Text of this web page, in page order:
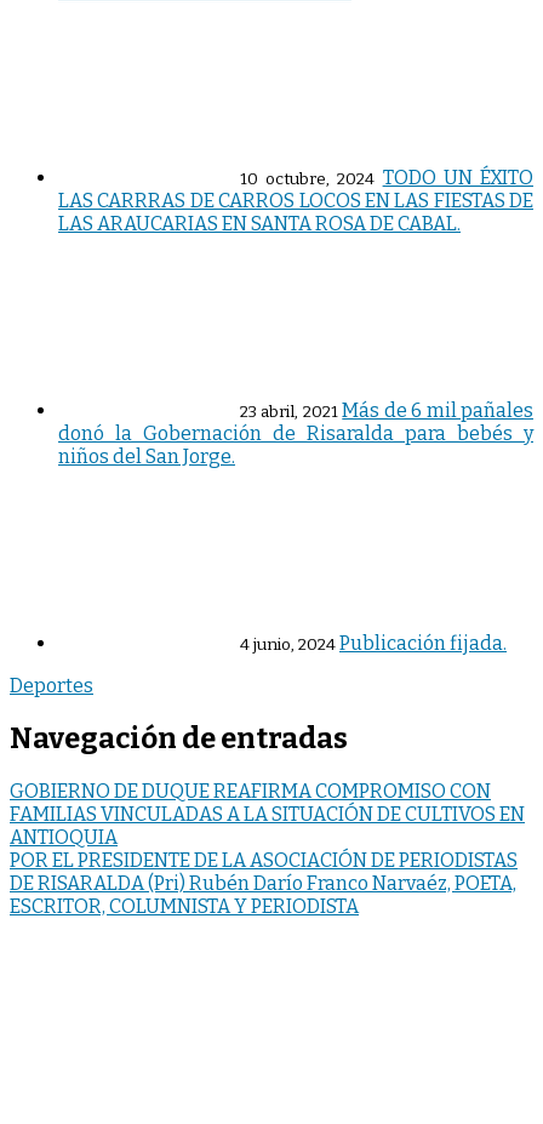
10 octubre, 2024 TODO UN ÉXITO
LAS CARRRAS DE CARROS LOCOS EN LAS FIESTAS DE
LAS ARAUCARIAS EN SANTA ROSA DE CABAL.
23 abril, 2021 Más de 6 mil pañales
donó la Gobernación de Risaralda para bebés y
niños del San Jorge.
4 junio, 2024Publicación fijada.
Deportes
Navegación de entradas
GOBIERNO DE DUQUE REAFIRMA COMPROMISO CON
FAMILIAS VINCULADAS A LA SITUACIÓN DE CULTIVOS EN
ANTIOQUIA
POR EL PRESIDENTE DE LA ASOCIACIÓN DE PERIODISTAS
DE RISARALDA (Pri) Rubén Darío Franco Narvaéz, POETA,
ESCRITOR, COLUMNISTA Y PERIODISTA